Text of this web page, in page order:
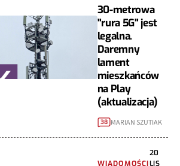
30-metrowa
"rura 5G" jest
legalna.
Daremny
lament
mieszkańców
na Play
(aktualizacja)
38 MARIAN SZUTIAK
WIADOMOŚCI
20
LIS